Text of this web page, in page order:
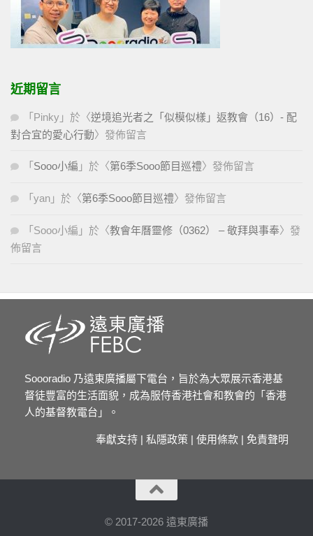
近期留言
「 Pinky 」於〈逆境追光者之「似模似樣」返教會（16）- 配
對合宜的愛心行動〉發佈留言
「 Sooo小編 」於〈第6季Sooo節目巡禮〉發佈留言
「 yan 」於〈第6季Sooo節目巡禮〉發佈留言
「 Sooo小編 」於〈教會年曆靈修（0362） – 敬拜與事奉〉發
佈留言
Soooradio 乃遠東廣播屬下電台，旨於為大眾展示香港基
督徒豐富的生活面貌，成為服侍香港社會和教會的「香港
人的基督教電台」。
奉獻支持 | 私隱政策 | 使用條款 | 免責聲明
© 2017-2026 遠東廣播